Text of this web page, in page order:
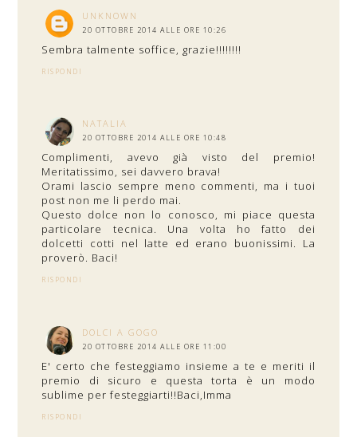
UNKNOWN
20 OTTOBRE 2014 ALLE ORE 10:26
Sembra talmente soffice, grazie!!!!!!!!
RISPONDI
NATALIA
20 OTTOBRE 2014 ALLE ORE 10:48
Complimenti, avevo già visto del premio!
Meritatissimo, sei davvero brava!
Orami lascio sempre meno commenti, ma i tuoi
post non me li perdo mai.
Questo dolce non lo conosco, mi piace questa
particolare tecnica. Una volta ho fatto dei
dolcetti cotti nel latte ed erano buonissimi. La
proverò. Baci!
RISPONDI
DOLCI A GOGO
20 OTTOBRE 2014 ALLE ORE 11:00
E' certo che festeggiamo insieme a te e meriti il
premio di sicuro e questa torta è un modo
sublime per festeggiarti!!Baci,Imma
RISPONDI